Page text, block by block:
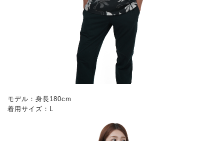
モデル：身長180cm
着用サイズ：L